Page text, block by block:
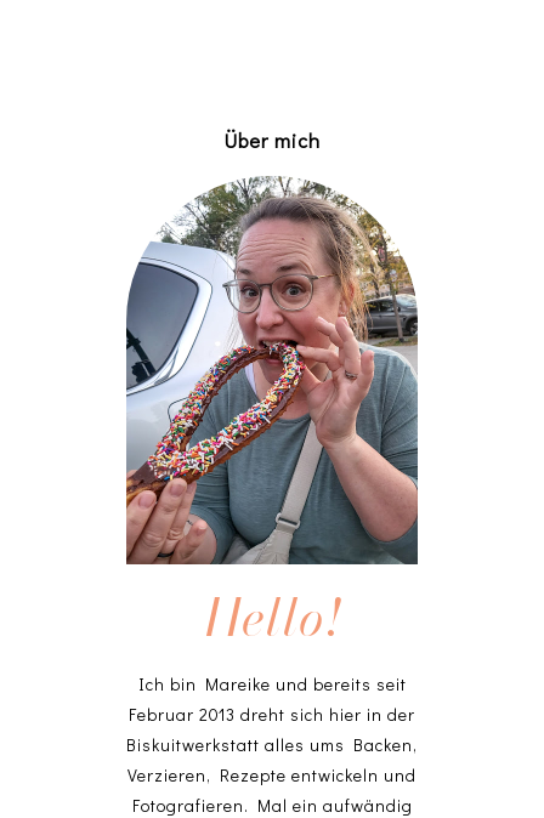
Über mich
Hello!
Ich bin Mareike und bereits seit
Februar 2013 dreht sich hier in der
Biskuitwerkstatt alles ums Backen,
Verzieren, Rezepte entwickeln und
Fotografieren. Mal ein aufwändig